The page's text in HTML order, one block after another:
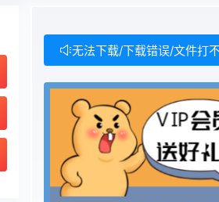
无法下载/下载错误/文件打